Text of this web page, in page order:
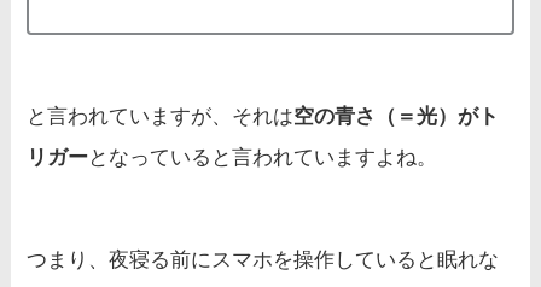
と言われていますが、それは空の青さ（＝光）がト
リガーとなっていると言われていますよね。
つまり、夜寝る前にスマホを操作していると眠れな